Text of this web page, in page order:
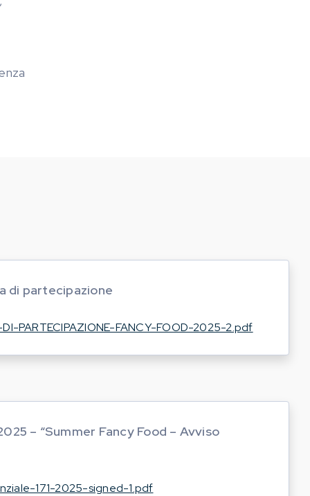
di partecipazione
PARTECIPAZIONE-FANCY-FOOD-2025-2.pdf
– “Summer Fancy Food – Avviso
171-2025-signed-1.pdf